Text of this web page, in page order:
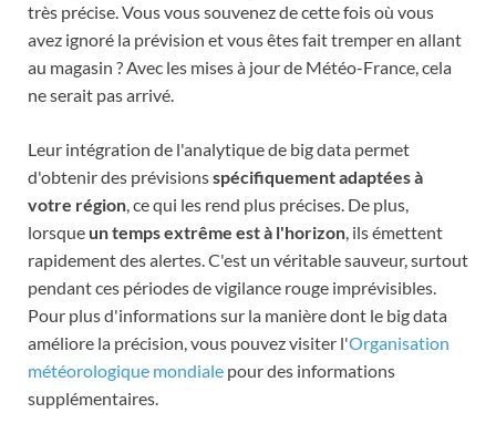
très précise. Vous vous souvenez de cette fois où vous
avez ignoré la prévision et vous êtes fait tremper en allant
au magasin ? Avec les mises à jour de Météo-France, cela
ne serait pas arrivé.
Leur intégration de l'analytique de big data permet
d'obtenir des prévisionsspécifiquement adaptées à
votre région, ce qui les rend plus précises. De plus,
lorsque un temps extrême est à l'horizon, ils émettent
rapidement des alertes. C'est un véritable sauveur, surtout
pendant ces périodes de vigilance rouge imprévisibles.
Pour plus d'informations sur la manière dont le big data
améliore la précision, vous pouvez visiter l'Organisation
météorologique mondiale pour des informations
supplémentaires.